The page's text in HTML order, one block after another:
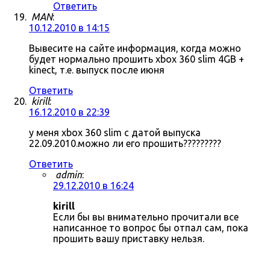
Ответить
MAN:
10.12.2010 в 14:15
Вывесите на сайте информация, когда можно
будет нормально прошить xbox 360 slim 4GB +
kinect, т.е. выпуск после июня
Ответить
kirill:
16.12.2010 в 22:39
у меня xbox 360 slim с датой выпуска
22.09.2010.можно ли его прошить?????????
Ответить
admin:
29.12.2010 в 16:24
kirill
Если бы вы внимательно прочитали все
написанное то вопрос бы отпал сам, пока
прошить вашу приставку нельзя.